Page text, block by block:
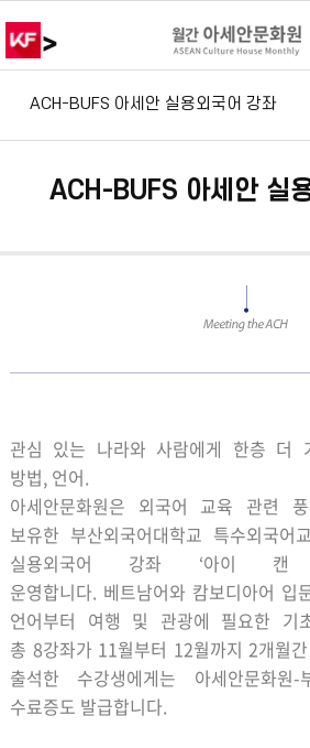
>
ACH-BUFS 아세안 실용외국어 강좌
ACH-BUFS 아세안 실
관심 있는 나라와 사람에게 한층 더
방법, 언어.
아세안문화원은 외국어 교육 관련
보유한 부산외국어대학교 특수외국어
실용외국어 강좌 ‘아이 캔
운영합니다. 베트남어와 캄보디아어 입
언어부터 여행 및 관광에 필요한 기
총 8강좌가 11월부터 12월까지 2개월
출석한 수강생에게는 아세안문화원-
수료증도 발급합니다.